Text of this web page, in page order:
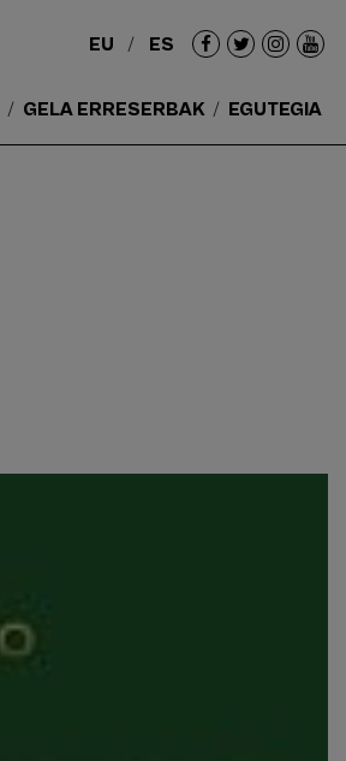
EU ES
sociales
GELA ERRESERBAK EGUTEGIA